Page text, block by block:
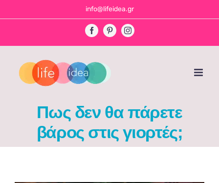
to
info@lifeidea.gr
FacebookPinterestInstagram
Πως δεν θα πάρετε
βάρος στις γιορτές;